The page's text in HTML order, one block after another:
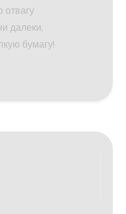
отвагу
далеки,
бумагу!